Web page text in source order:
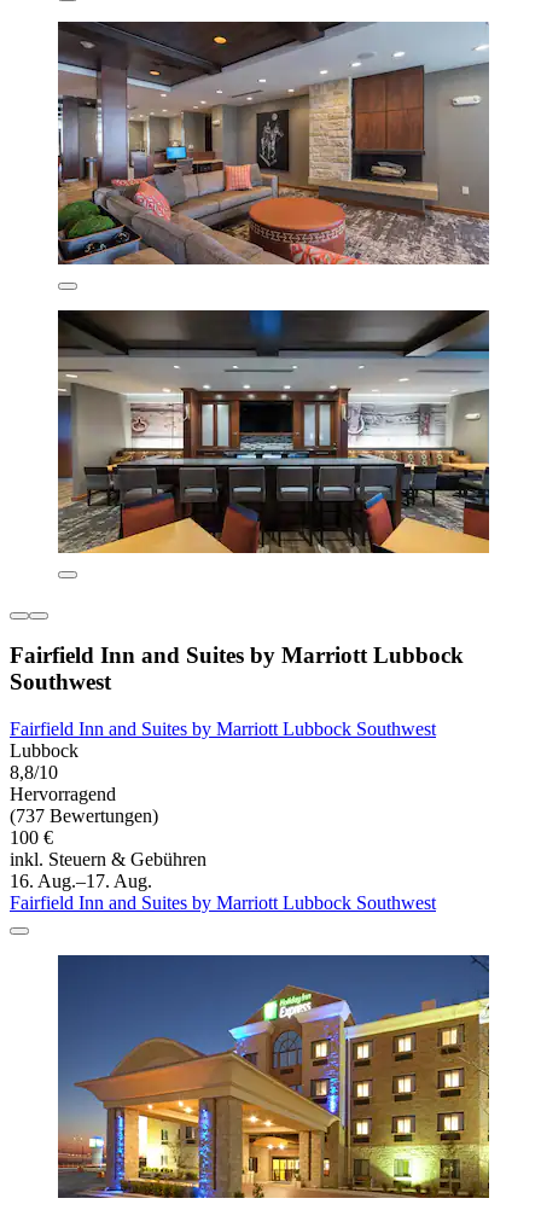
Fairfield Inn and Suites by Marriott Lubbock
Southwest
Fairfield Inn and Suites by Marriott Lubbock Southwest
Lubbock
8,8/10
Hervorragend
(737 Bewertungen)
100 €
inkl. Steuern & Gebühren
16. Aug.–17. Aug.
Fairfield Inn and Suites by Marriott Lubbock Southwest